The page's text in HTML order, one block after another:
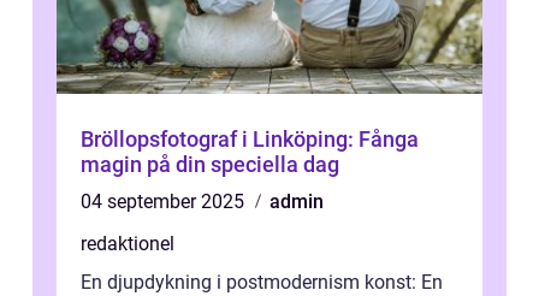
Bröllopsfotograf i Linköping: Fånga
magin på din speciella dag
04 september 2025
admin
redaktionel
En djupdykning i postmodernism konst: En